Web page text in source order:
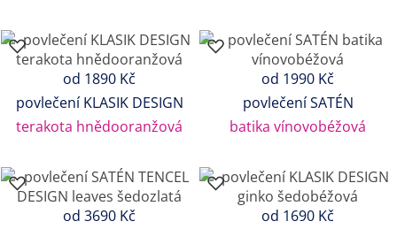
od 1890 Kč
povlečení KLASIK DESIGN
terakota hnědooranžová
od 1990 Kč
povlečení SATÉN
batika vínovobéžová
od 3690 Kč
od 1690 Kč